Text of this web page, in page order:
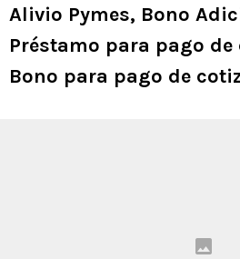
Alivio Pymes, Bono
Préstamo para pago
Bono para pago de